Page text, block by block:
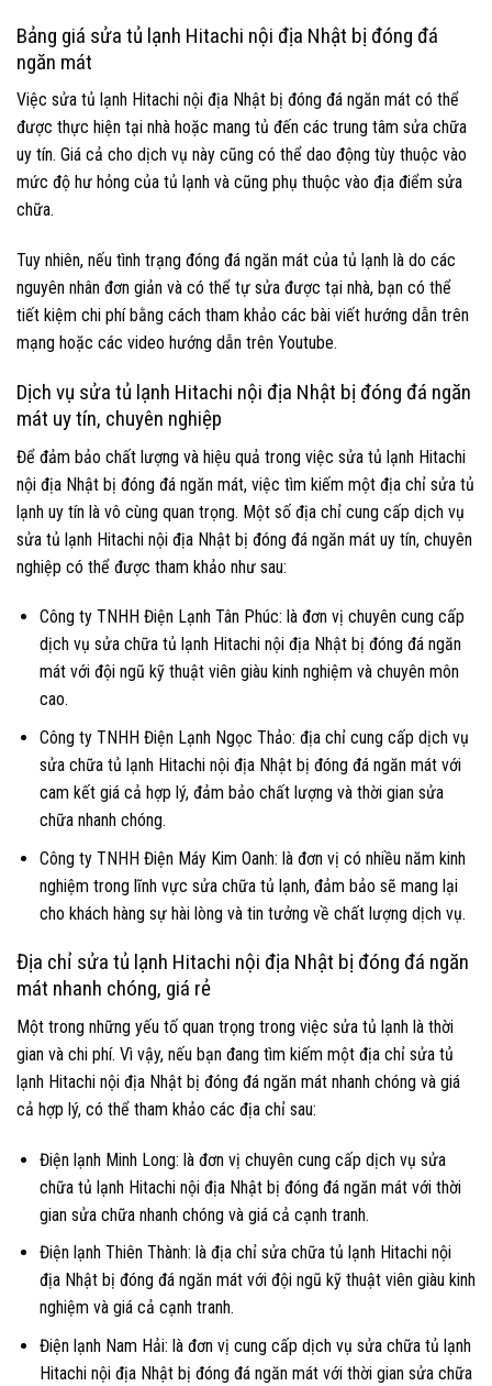
Bảng giá sửa tủ lạnh Hitachi nội địa Nhật bị đóng đá
ngăn mát
Việc sửa tủ lạnh Hitachi nội địa Nhật bị đóng đá ngăn mát có thể
được thực hiện tại nhà hoặc mang tủ đến các trung tâm sửa chữa
uy tín. Giá cả cho dịch vụ này cũng có thể dao động tùy thuộc vào
mức độ hư hỏng của tủ lạnh và cũng phụ thuộc vào địa điểm sửa
chữa.
Tuy nhiên, nếu tình trạng đóng đá ngăn mát của tủ lạnh là do các
nguyên nhân đơn giản và có thể tự sửa được tại nhà, bạn có thể
tiết kiệm chi phí bằng cách tham khảo các bài viết hướng dẫn trên
mạng hoặc các video hướng dẫn trên Youtube.
Dịch vụ sửa tủ lạnh Hitachi nội địa Nhật bị đóng đá ngăn
mát uy tín, chuyên nghiệp
Để đảm bảo chất lượng và hiệu quả trong việc sửa tủ lạnh Hitachi
nội địa Nhật bị đóng đá ngăn mát, việc tìm kiếm một địa chỉ sửa tủ
lạnh uy tín là vô cùng quan trọng. Một số địa chỉ cung cấp dịch vụ
sửa tủ lạnh Hitachi nội địa Nhật bị đóng đá ngăn mát uy tín, chuyên
nghiệp có thể được tham khảo như sau:
Công ty TNHH Điện Lạnh Tân Phúc: là đơn vị chuyên cung cấp
dịch vụ sửa chữa tủ lạnh Hitachi nội địa Nhật bị đóng đá ngăn
mát với đội ngũ kỹ thuật viên giàu kinh nghiệm và chuyên môn
cao.
Công ty TNHH Điện Lạnh Ngọc Thảo: địa chỉ cung cấp dịch vụ
sửa chữa tủ lạnh Hitachi nội địa Nhật bị đóng đá ngăn mát với
cam kết giá cả hợp lý, đảm bảo chất lượng và thời gian sửa
chữa nhanh chóng.
Công ty TNHH Điện Máy Kim Oanh: là đơn vị có nhiều năm kinh
nghiệm trong lĩnh vực sửa chữa tủ lạnh, đảm bảo sẽ mang lại
cho khách hàng sự hài lòng và tin tưởng về chất lượng dịch vụ.
Địa chỉ sửa tủ lạnh Hitachi nội địa Nhật bị đóng đá ngăn
mát nhanh chóng, giá rẻ
Một trong những yếu tố quan trọng trong việc sửa tủ lạnh là thời
gian và chi phí. Vì vậy, nếu bạn đang tìm kiếm một địa chỉ sửa tủ
lạnh Hitachi nội địa Nhật bị đóng đá ngăn mát nhanh chóng và giá
cả hợp lý, có thể tham khảo các địa chỉ sau:
Điện lạnh Minh Long: là đơn vị chuyên cung cấp dịch vụ sửa
chữa tủ lạnh Hitachi nội địa Nhật bị đóng đá ngăn mát với thời
gian sửa chữa nhanh chóng và giá cả cạnh tranh.
Điện lạnh Thiên Thành: là địa chỉ sửa chữa tủ lạnh Hitachi nội
địa Nhật bị đóng đá ngăn mát với đội ngũ kỹ thuật viên giàu kinh
nghiệm và giá cả cạnh tranh.
Điện lạnh Nam Hải: là đơn vị cung cấp dịch vụ sửa chữa tủ lạnh
Hitachi nội địa Nhật bị đóng đá ngăn mát với thời gian sửa chữa